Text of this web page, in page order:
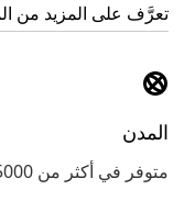
تعرَّف على المزيد من
المدن
متوفر في أكثر من 15000 مدينة.